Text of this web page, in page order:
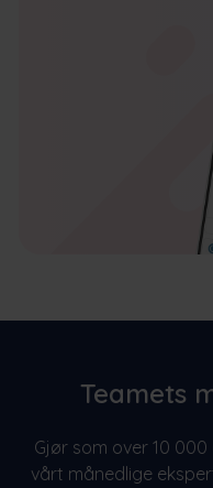
Teamets
Gjør som over 10
vårt månedlige